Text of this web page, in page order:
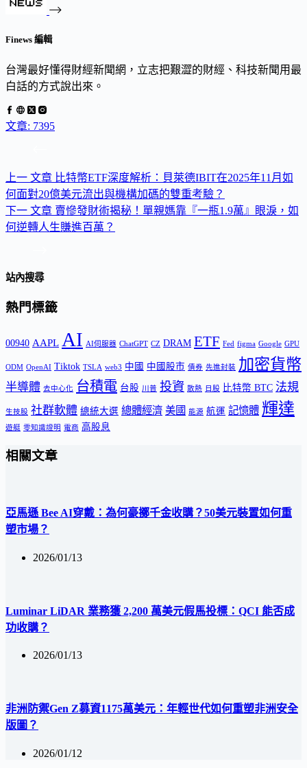
Finews 編輯
台灣最好懂得財經新聞網，立志把艱澀的財經、科技新聞用最
白話的方式說出來。
文章: 7395
上一 文章 比特幣ETF深度解析：貝萊德IBIT在2025年11月如
何面對20億美元流出與機構加碼的雙重考驗？
下一 文章 賣慘發財術揭秘！單親媽靠『一瓶1.9萬』眼淚，如
何逆轉人生賺進百萬？
站內搜尋
熱門標籤
00940 AAPL AI AI伺服器 ChatGPT CZ DRAM ETF Fed figma Google GPU
ODM OpenAI Tiktok TSLA web3 中國 中國股市 債券 先進封裝 加密貨幣
半導體 去中心化 台積電 台股 川普 投資 散熱 日股 比特幣 BTC 法規
生技股 社群軟體 總統大選 總體經濟 美國 能源 航運 記憶體 輝達
遊艇 零知識證明 電商 高股息
相關文章
亞馬遜 Bee AI穿戴：為何豪擲千金收購？50美元裝置如何重
塑市場？
2026/01/13
Luminar LiDAR 業務獲 2,200 萬美元假馬投標：QCI 能否成
功收購？
2026/01/13
非洲防禦Gen Z募資1175萬美元：年輕世代如何重塑非洲安全
版圖？
2026/01/12